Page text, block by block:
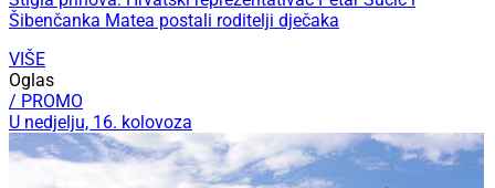
Šibenčanka Matea postali roditelji dječaka
VIŠE
Oglas
/ PROMO
U nedjelju, 16. kolovoza